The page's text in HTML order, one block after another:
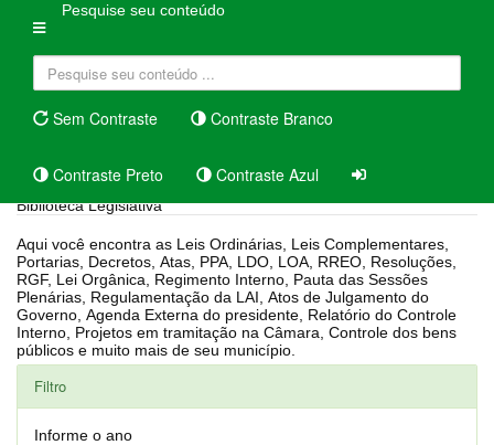
Pesquise seu conteúdo
Sem Contraste Contraste Branco
Contraste Preto Contraste Azul
Biblioteca Legislativa
Aqui você encontra as Leis Ordinárias, Leis Complementares,
Portarias, Decretos, Atas, PPA, LDO, LOA, RREO, Resoluções,
RGF, Lei Orgânica, Regimento Interno, Pauta das Sessões
Plenárias, Regulamentação da LAI, Atos de Julgamento do
Governo, Agenda Externa do presidente, Relatório do Controle
Interno, Projetos em tramitação na Câmara, Controle dos bens
públicos e muito mais de seu município.
Filtro
Informe o ano